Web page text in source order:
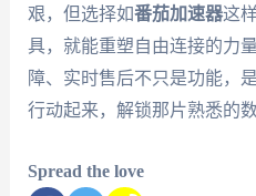
艰，但选择如番茄加速器这
具，就能重塑自由连接的力
障、实时售后不只是功能，
行动起来，解锁那片熟悉的数
Spread the love